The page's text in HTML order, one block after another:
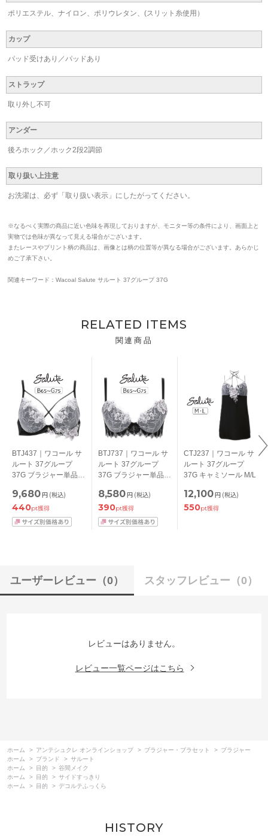
ポリエステル、ナイロン、ポリウレタン、(スリット糸使用）
カップ
パッド受けあり／パッドあり
ストラップ
取り外し不可
アンダー
後ろホック／ホック2段2調節
取り扱い上注意
お洗濯は、必ず「取り扱い表示」にしたがってください。
※なるべく実際の商品に近い色味を再現しておりますが、モニター等の条件により、画面上と
実物では色味が異なって見える場合がございます。
またレースやプリント柄の商品は、画像とは柄の位置等が異なる場合がございます。あらかじ
めご了承下さい。
関連キーワード：Wacoal Salute サルート 37グループ 37G
RELATED ITEMS
関連商品
BTJ437｜ワコール サ
ルート 37グループ
37G ブラジャー単品
アンダー 65/70/75cm
9,680円 (税込)
440pt獲得
BTJ737｜ワコール サ
ルート 37グループ
37G ブラジャー単品
プ アンダー
65/70/75cm
8,580円 (税込)
390pt獲得
CTJ237｜ワコール サ
ルート 37グループ
37G キャミソール M/L
12,100円 (税込)
550pt獲得
ユーザーレビュー （0） スタッフレビュー （0）
レビューはありません。
レビュー一覧ページはこちら
ホーム > アンテシュクレ オンラインショップ > ブラジャー・ブラセット > ブラジャー
ホーム
> ブランド > サルート
ホーム
> 目的 > 谷間メイク
ホーム
> 目的 > サイドすっきり
ホーム
> 目的 > デコルテふっくら
HISTORY